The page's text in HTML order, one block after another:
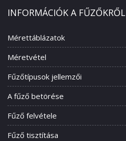
INFORMÁCIÓK A FŰZŐKRŐL
Mérettáblázatok
Méretvétel
Fűzőtípusok jellemzői
A fűző betörése
Fűző felvétele
Fűző tisztítása